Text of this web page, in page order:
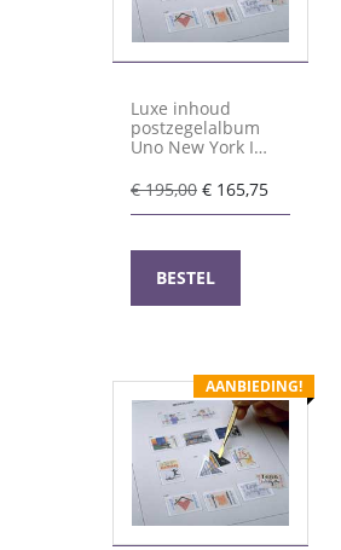
Luxe inhoud
postzegelalbum
Uno New York I
€195,00 Oorspronkelijke
prijs
€ 195,00.
€ 165,75Huidige
prijs
BESTEL
AANBIEDING!